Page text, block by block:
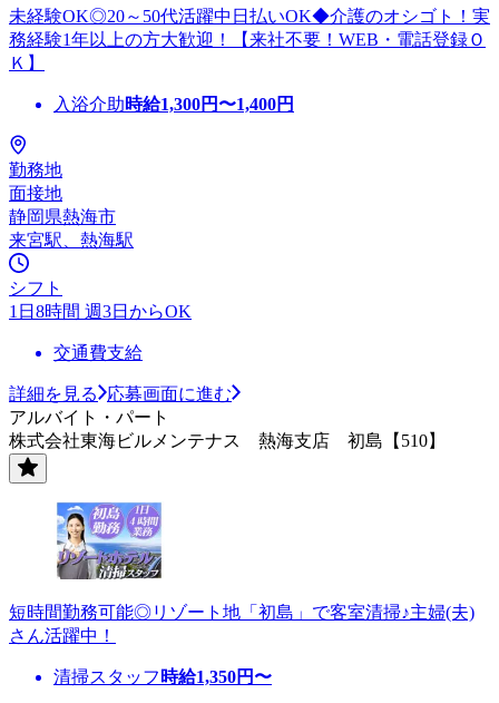
未経験OK◎20～50代活躍中日払いOK◆介護のオシゴト！実
務経験1年以上の方大歓迎！【来社不要！WEB・電話登録Ｏ
Ｋ】
入浴介助時給1,300円〜1,400円
勤務地
面接地
静岡県熱海市
来宮駅、熱海駅
シフト
1日8時間 週3日からOK
交通費支給
詳細を見る
応募画面に進む
アルバイト・パート
株式会社東海ビルメンテナス 熱海支店 初島【510】
短時間勤務可能◎リゾート地「初島」で客室清掃♪主婦(夫)
さん活躍中！
清掃スタッフ 時給1,350円〜